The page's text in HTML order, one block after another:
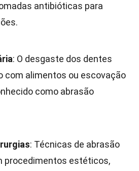
antibióticas para
: O desgaste dos dentes
com alimentos ou escovação
como abrasão
: Técnicas de abrasão
procedimentos estéticos,